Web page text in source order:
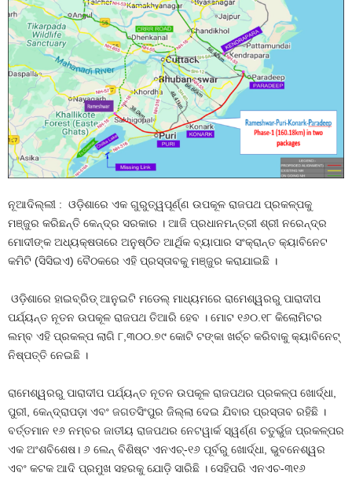
ନୂଆଦିଲ୍ଲୀ : ଓଡ଼ିଶାରେ ଏକ ଗୁରୁତ୍ୱପୂର୍ଣ୍ଣ ଉପକୂଳ ରାଜପଥ ପ୍ରକଳ୍ପକୁ
ମଞ୍ଜୁର କରିଛନ୍ତି କେନ୍ଦ୍ର ସରକାର । ଆଜି ପ୍ରଧାନମନ୍ତ୍ରୀ ଶ୍ରୀ ନରେନ୍ଦ୍ର
ମୋଦୀଙ୍କ ଅଧ୍ୟକ୍ଷତାରେ ଅନୁଷ୍ଠିତ ଆର୍ଥିକ ବ୍ୟାପାର ସଂକ୍ରାନ୍ତ କ୍ୟାବିନେଟ
କମିଟି (ସିସିଇଏ) ବୈଠକରେ ଏହି ପ୍ରସ୍ତାବକୁ ମଞ୍ଜୁର କରାଯାଇଛି ।
ଓଡ଼ିଶାରେ ହାଇବ୍ରିଡ୍ ଆନୁଇଟି ମଡେଲ୍ ମାଧ୍ୟମରେ ରାମେଶ୍ୱରରୁ ପାରାଦୀପ
ପର୍ଯ୍ୟନ୍ତ ନୂତନ ଉପକୂଳ ରାଜପଥ ତିଆରି ହେବ । ମୋଟ ୧୬୦.୧୮ କିଲୋମିଟର
ଲମ୍ବ ଏହି ପ୍ରକଳ୍ପ ଲାଗି ୮,୩୦୦.୭୯ କୋଟି ଟଙ୍କା ଖର୍ଚ୍ଚ କରିବାକୁ କ୍ୟାବିନେଟ୍‌
ନିଷ୍ପତ୍ତି ନେଇଛି ।
ରାମେଶ୍ୱରରୁ ପାରାଦୀପ ପର୍ଯ୍ୟନ୍ତ ନୂତନ ଉପକୂଳ ରାଜପଥର ପ୍ରକଳ୍ପ ଖୋର୍ଦ୍ଧା,
ପୁରୀ, କେନ୍ଦ୍ରାପଡ଼ା ଏବଂ ଜଗତସିଂପୁର ଜିଲ୍ଲା ଦେଇ ଯିବାର ପ୍ରସ୍ତାବ ରହିଛି ।
ବର୍ତ୍ତମାନ ୧୬ ନମ୍ବର ଜାତୀୟ ରାଜପଥର ନେଟୱାର୍କ ସ୍ୱର୍ଣ୍ଣ ଚତୁର୍ଭୁଜ ପ୍ରକଳ୍ପର
ଏକ ଅଂଶବିଶେଷ। ୬ ଲେନ୍‌ ବିଶିଷ୍ଟ ଏନଏଚ୍‌-୧୬ ପୂର୍ବରୁ ଖୋର୍ଦ୍ଧା, ଭୁବନେଶ୍ୱର
ଏବଂ କଟକ ଆଦି ପ୍ରମୁଖ ସହରକୁ ଯୋଡ଼ି ସାରିଛି । ସେହିପରି ଏନଏଚ-୩୧୬